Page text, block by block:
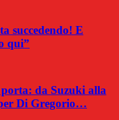
succedendo! E
qui”
da Suzuki alla
Di Gregorio…